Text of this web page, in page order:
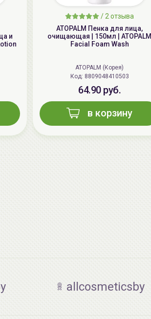
и
/2 отзыва
ATOPALM Пенка для лица,
очищающая | 150мл | ATOPALM
Facial Foam Wash
ATOPALM (Корея)
Код: 8809048410503
64.90 руб.
в корзину
allcosmeticsby